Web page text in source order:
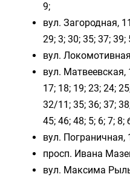
9;
вул. Загородная,
29; 3; 30; 35; 37; 39;
вул.
вул. Матвеевская,
17; 18; 19; 23; 24;
32/11; 35; 36; 37;
45; 46; 48; 5; 6; 7; 8;
вул. Пограничная,
просп. Ивана
вул. Максима